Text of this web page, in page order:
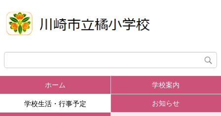
ホーム 学校案内
学校生活・行事予定 お知らせ